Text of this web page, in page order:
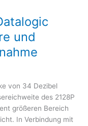
und
von 34 Dezibel
des 2128P
größeren Bereich
In Verbindung mit